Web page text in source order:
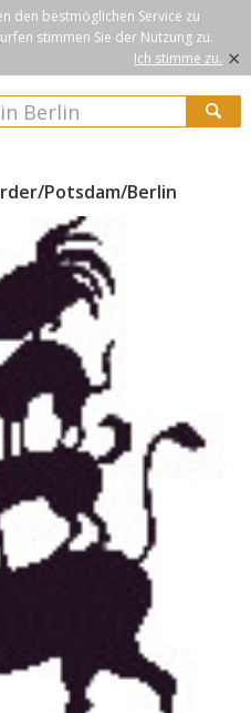
den bestmöglichen Service zu
stimmen Sie der Nutzung zu.
Ich stimme zu. ×
Potsdam/Berlin